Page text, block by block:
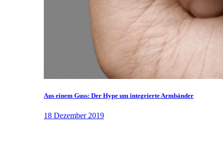
Aus einem Guss: Der Hype um integrierte Armbänder
18 Dezember 2019